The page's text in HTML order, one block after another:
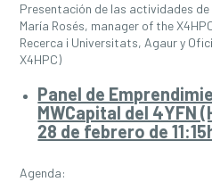
Presentación de las actividades de
María Rosés, manager of the
Recerca i Universitats, Agaur y
X4HPC)
Panel de
MWCapital del 4YFN
28 de febrero de
Agenda: